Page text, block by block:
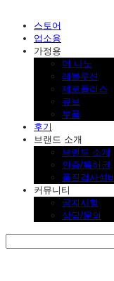
스토어
업소용
가정용
더 나노
레볼루션
제로플러스
큐브
부품
후기
브랜드 소개
브랜드 소개
인증/특허권
품질검사설
커뮤니티
공지사항
상담/문의